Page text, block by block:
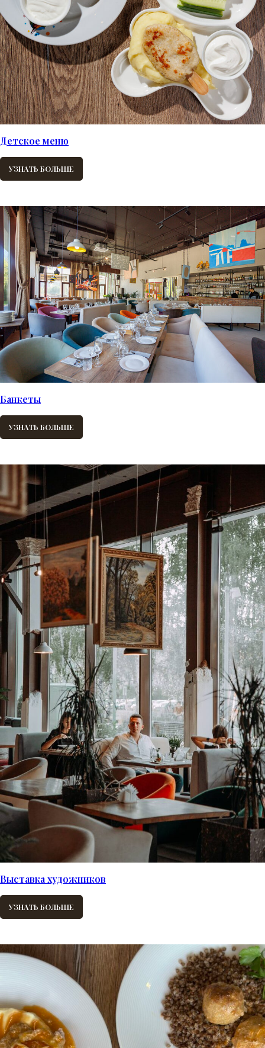
Детское меню
УЗНАТЬ БОЛЬШЕ
Банкеты
УЗНАТЬ БОЛЬШЕ
Выставка художников
УЗНАТЬ БОЛЬШЕ